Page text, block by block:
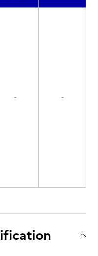
- -